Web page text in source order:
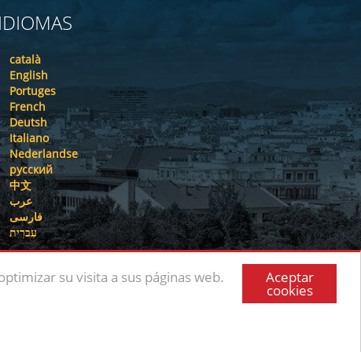
Aceptar
cookies
su visita a sus páginas web.
IDIOMAS
català
English
Portuges
French
Deutsh
Italiano
Nederlandse
русский
中文
عرب
فارسی
עִברִית